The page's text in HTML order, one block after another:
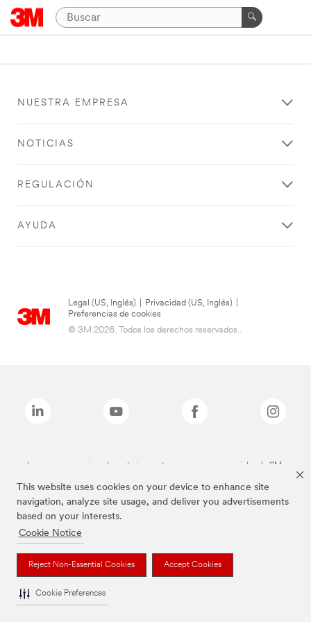
This website uses cookies on your device to enhance site
navigation, analyze site usage, and deliver you advertisements
based on your interests.
Cookie Notice
Reject Non-Essential Cookies Accept Cookies
Cookie Preferences
NUESTRA EMPRESA
NOTICIAS
REGULACIÓN
AYUDA
Legal (US, Inglés) Privacidad (US, Inglés)
Preferencias de cookies
© 3M 2026. Todos los derechos reservados..
Las marcas mencionadas anteriormente son marcas comerciales de 3M.